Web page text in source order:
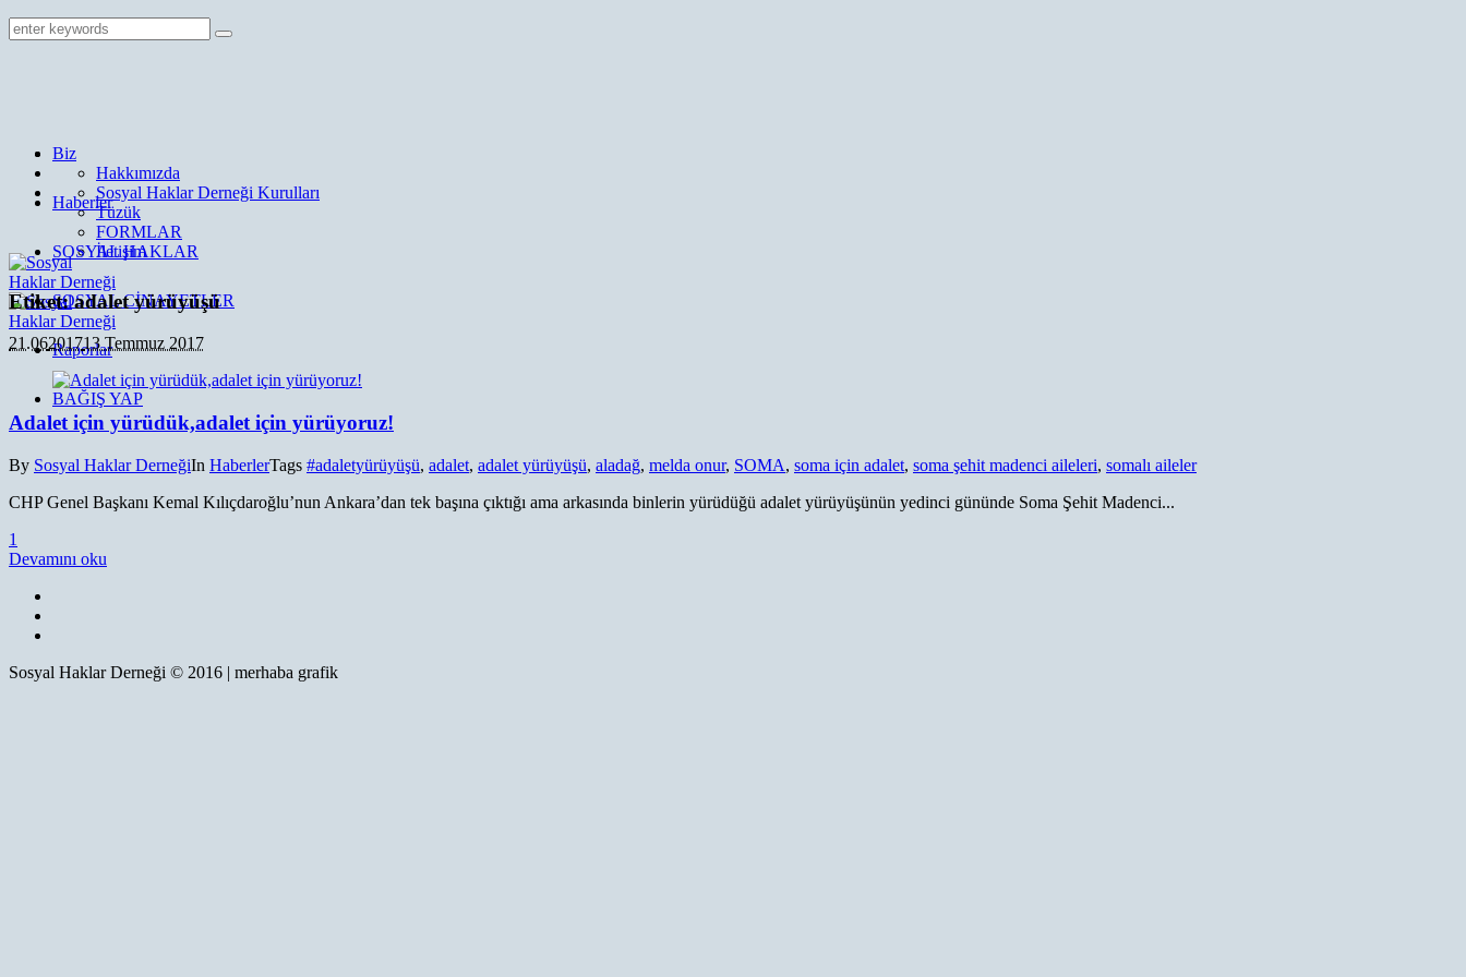
Biz
Hakkımızda
Sosyal Haklar Derneği Kurulları
Tüzük
FORMLAR
İletişim
Haberler
SOSYAL HAKLAR
SOSYAL CİNAYETLER
Raporlar
BAĞIŞ YAP
Etiket:adalet yürüyüşü
21.06201713 Temmuz 2017
Adalet için yürüdük,adalet için yürüyoruz!
By Sosyal Haklar DerneğiIn HaberlerTags #adaletyürüyüşü, adalet, adalet yürüyüşü, aladağ, melda onur, SOMA, soma için adalet, soma şehit madenci aileleri, somalı aileler
CHP Genel Başkanı Kemal Kılıçdaroğlu’nun Ankara’dan tek başına çıktığı ama arkasında binlerin yürüdüğü adalet yürüyüşünün yedinci gününde Soma Şehit Madenci...
1
Devamını oku
Sosyal Haklar Derneği © 2016 | merhaba grafik